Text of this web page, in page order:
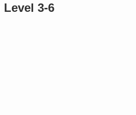
Level 3-6